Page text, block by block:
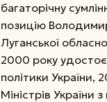
багаторічну
позицію
Луганської
2000 року
політики
Міністрів